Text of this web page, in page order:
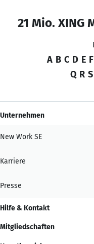
21 Mio. XING
A B C D E F
Q R S
Unternehmen
New Work SE
Karriere
Presse
Hilfe & Kontakt
Mitgliedschaften